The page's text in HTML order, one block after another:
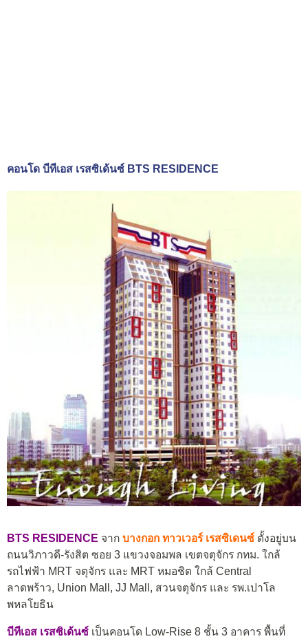
คอนโด บีทีเอส เรสซิเด้นซ์ BTS RESIDENCE
BTS RESIDENCE จาก บางกอก ทาวเวอร์ เรสซิเดนซ์ ตั้งอยู่บน
ถนนวิภาวดี-รังสิต ซอย 3 แขวงจอมพล เขตจตุจักร กทม. ใกล้
รถไฟฟ้า MRT จตุจักร และ MRT หมอชิต ใกล้ Central
ลาดพร้าว, Union Mall, JJ Mall, สวนจตุจักร และ รพ.เปาโล
พหลโยธิน
บีทีเอส เรสซิเด้นซ์ เป็นคอนโด Low-Rise 8 ชั้น 3 อาคาร พื้นที่